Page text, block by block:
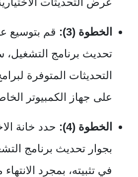
الخطوة (3):
قم بتوسيع
تحديث برنامج
التحديثات المتوفرة
على جهاز الكمبيوتر
الخطوة (4):
حدد خانة
بجوار تحديث برنامج
في تثبيته، بمجرد